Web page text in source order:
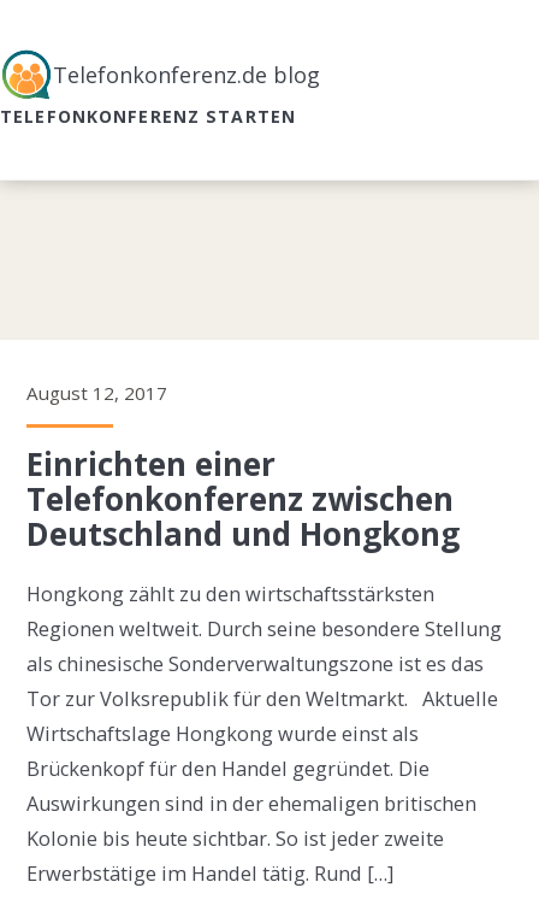
Telefonkonferenz.de blog
TELEFONKONFERENZ STARTEN
August 12, 2017
Einrichten einer
Telefonkonferenz zwischen
Deutschland und Hongkong
Hongkong zählt zu den wirtschaftsstärksten
Regionen weltweit. Durch seine besondere Stellung
als chinesische Sonderverwaltungszone ist es das
Tor zur Volksrepublik für den Weltmarkt. Aktuelle
Wirtschaftslage Hongkong wurde einst als
Brückenkopf für den Handel gegründet. Die
Auswirkungen sind in der ehemaligen britischen
Kolonie bis heute sichtbar. So ist jeder zweite
Erwerbstätige im Handel tätig. Rund […]